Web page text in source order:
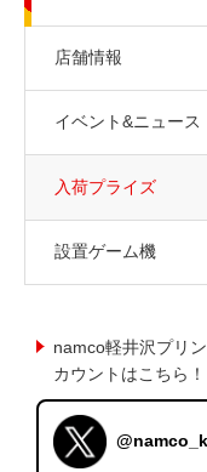
店舗情報
イベント&ニュース
入荷プライズ
設置ゲーム機
namco軽井沢プリ
カウントはこちら！